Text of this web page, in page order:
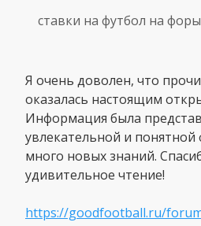
ставки на футбол на форы
Я очень доволен, что
оказалась настоящим
Информация была
увлекательной и понятной
много новых знаний.
удивительное чтение!
https://goodfootball.ru/